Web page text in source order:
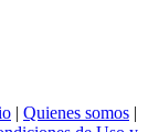
| Quienes somos |